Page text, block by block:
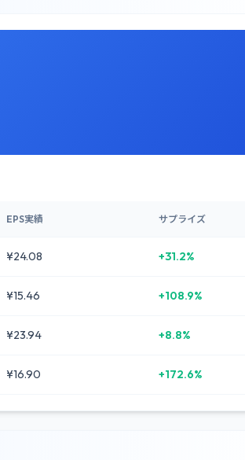
EPS実績 サプライズ
¥24.08 +31.2%
¥15.46 +108.9%
¥23.94 +8.8%
¥16.90 +172.6%